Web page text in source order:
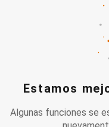
Estamos
Algunas funciones se